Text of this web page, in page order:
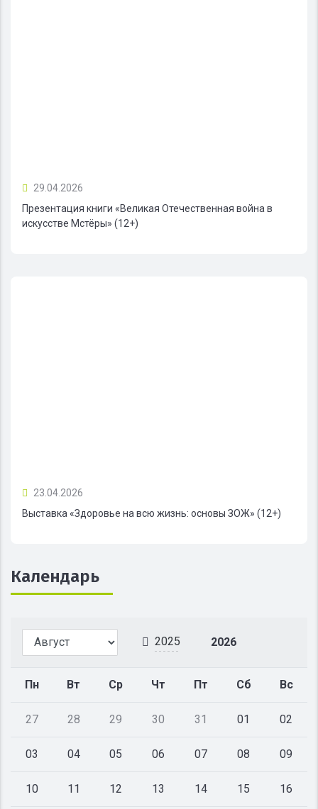
29.04.2026
Презентация книги «Великая Отечественная война в
искусстве Мстёры» (12+)
23.04.2026
Выставка «Здоровье на всю жизнь: основы ЗОЖ» (12+)
Календарь
2025 2026
Пн Вт Ср Чт Пт Сб Вс
27 28 29 30 31 01 02
03 04 05 06 07 08 09
10 11 12 13 14 15 16